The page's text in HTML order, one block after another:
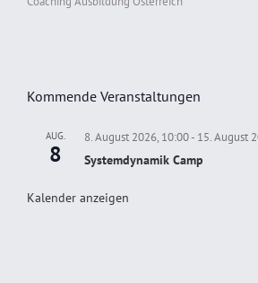
Kommende Veranstaltungen
AUG.
8
8. August 2026, 10:00- 15. August
Systemdynamik Camp
Kalender anzeigen